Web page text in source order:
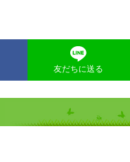
友だちに送る